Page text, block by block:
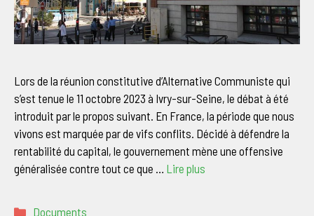
Lors de la réunion constitutive d’Alternative Communiste qui
s’est tenue le 11 octobre 2023 à Ivry-sur-Seine, le débat à été
introduit par le propos suivant. En France, la période que nous
vivons est marquée par de vifs conflits. Décidé à défendre la
rentabilité du capital, le gouvernement mène une offensive
généralisée contre tout ce que … Lire plus
Catégories
Documents